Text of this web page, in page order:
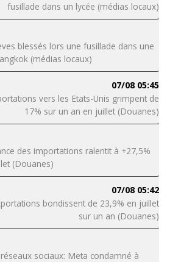
fusillade dans un lycée (médias locaux)
blessés lors une fusillade dans une
(médias locaux)
07/08 05:45
vers les Etats-Unis grimpent de
17% sur un an en juillet (Douanes)
des importations ralentit à +27,5%
(Douanes)
07/08 05:42
bondissent de 23,9% en juillet
sur un an (Douanes)
sociaux: Meta condamné à